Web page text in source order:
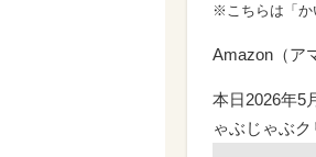
※こちらは「か
Amazon（ア
本日2026年5
ゃぶじゃぶ